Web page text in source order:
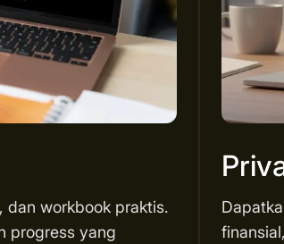
dan workbook praktis.
progress yang